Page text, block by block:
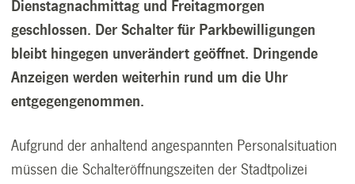
Dienstagnachmittag und Freitagmorgen
geschlossen. Der Schalter für Parkbewilligungen
bleibt hingegen unverändert geöffnet. Dringende
Anzeigen werden weiterhin rund um die Uhr
entgegengenommen.
Aufgrund der anhaltend angespannten Personalsituation
müssen die Schalteröffnungszeiten der Stadtpolizei